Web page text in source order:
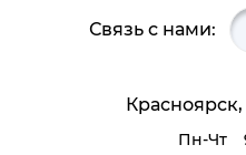
Связь с нами:
Красноярск,
Пн-Чт